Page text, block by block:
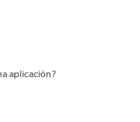
aplicación?